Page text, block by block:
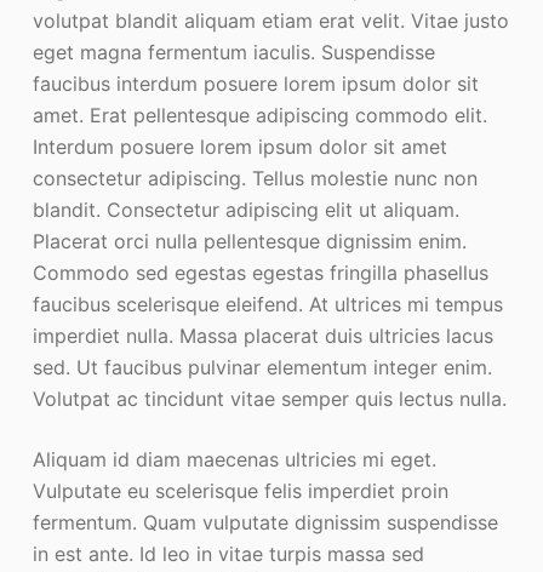
volutpat blandit aliquam etiam erat velit. Vitae justo
eget magna fermentum iaculis. Suspendisse
faucibus interdum posuere lorem ipsum dolor sit
amet. Erat pellentesque adipiscing commodo elit.
Interdum posuere lorem ipsum dolor sit amet
consectetur adipiscing. Tellus molestie nunc non
blandit. Consectetur adipiscing elit ut aliquam.
Placerat orci nulla pellentesque dignissim enim.
Commodo sed egestas egestas fringilla phasellus
faucibus scelerisque eleifend. At ultrices mi tempus
imperdiet nulla. Massa placerat duis ultricies lacus
sed. Ut faucibus pulvinar elementum integer enim.
Volutpat ac tincidunt vitae semper quis lectus nulla.
Aliquam id diam maecenas ultricies mi eget.
Vulputate eu scelerisque felis imperdiet proin
fermentum. Quam vulputate dignissim suspendisse
in est ante. Id leo in vitae turpis massa sed